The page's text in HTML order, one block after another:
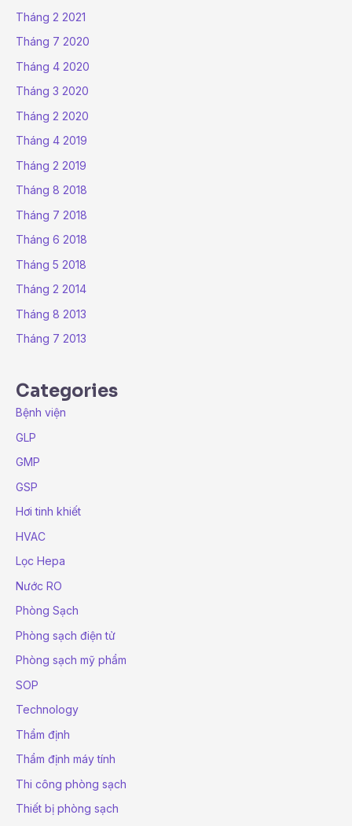
Tháng 2 2021
Tháng 7 2020
Tháng 4 2020
Tháng 3 2020
Tháng 2 2020
Tháng 4 2019
Tháng 2 2019
Tháng 8 2018
Tháng 7 2018
Tháng 6 2018
Tháng 5 2018
Tháng 2 2014
Tháng 8 2013
Tháng 7 2013
Categories
Bệnh viện
GLP
GMP
GSP
Hơi tinh khiết
HVAC
Lọc Hepa
Nước RO
Phòng Sạch
Phòng sạch điện tử
Phòng sạch mỹ phẩm
SOP
Technology
Thẩm định
Thẩm định máy tính
Thi công phòng sạch
Thiết bị phòng sạch